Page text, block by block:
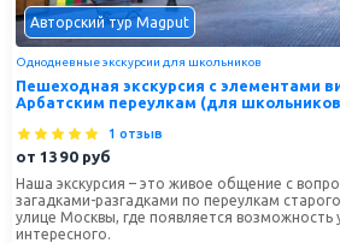
Авторский тур Magput
Однодневные экскурсии для школьников
Пешеходная экскурсия с элементами
Арбатским переулкам (для
1 отзыв
от 1390 руб
Наша экскурсия – это живое общение с
загадками-разгадками по переулкам
улице Москвы, где появляется возможность
интересного.